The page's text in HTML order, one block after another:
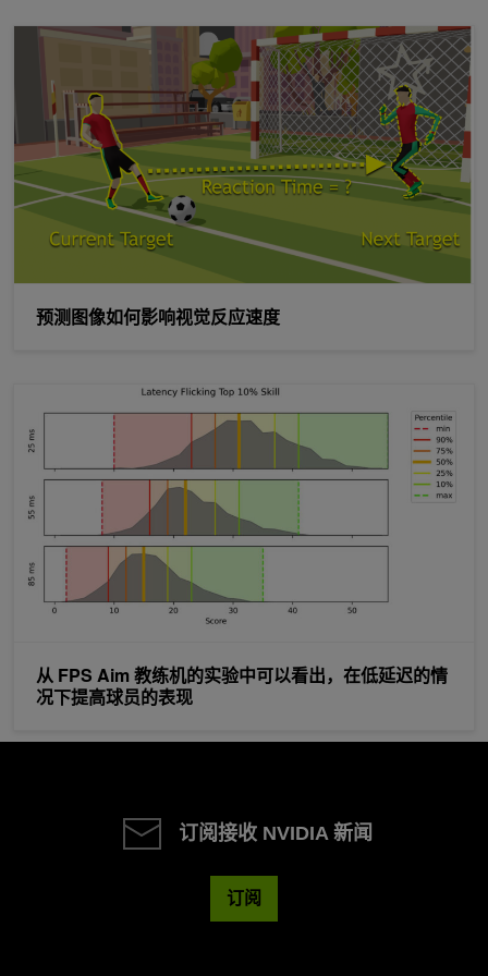
预测图像如何影响视觉反应速度
预测图像如何影响视觉反应速度
从 FPS Aim 教练机的实验中可以看出，在低延迟的情
况下提高球员的表现
从 FPS Aim 教练机的实验中可以看出，在低延迟的情况下提高球
订阅接收 NVIDIA 新闻
订阅